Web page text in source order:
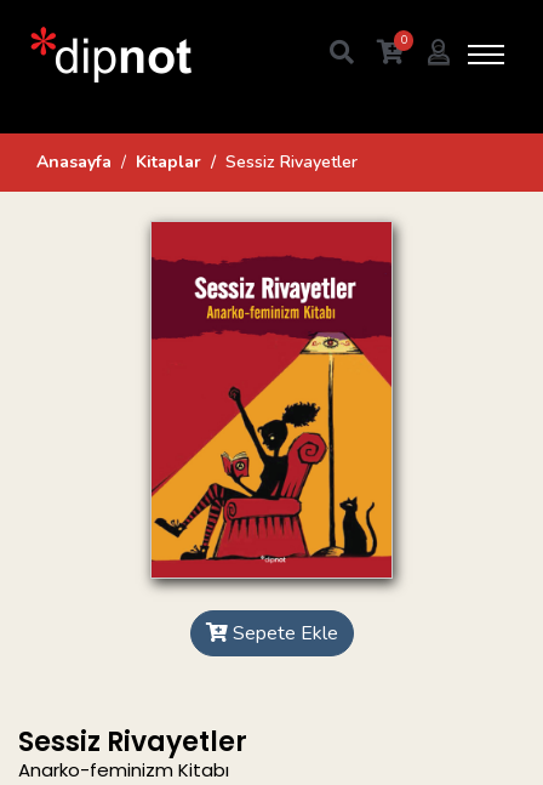
0
Anasayfa Kitaplar Sessiz Rivayetler
Sepete Ekle
Sessiz Rivayetler
Anarko-feminizm Kitabı